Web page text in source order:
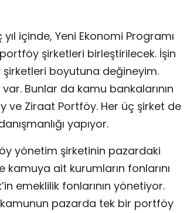
içinde, Yeni Ekonomi Programı
şirketleri birleştirilecek. İşin
şirketleri boyutuna değineyim.
Bunlar da kamu bankalarının
ve Ziraat Portföy. Her üç şirket de
yapıyor.
yönetim şirketinin pazardaki
kamuya ait kurumların fonlarını
emeklilik fonlarının yönetiyor.
kamunun pazarda tek bir portföy